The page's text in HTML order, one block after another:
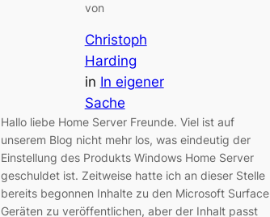
von
Christoph
Harding
in In eigener
Sache
Hallo liebe Home Server Freunde. Viel ist auf
unserem Blog nicht mehr los, was eindeutig der
Einstellung des Produkts Windows Home Server
geschuldet ist. Zeitweise hatte ich an dieser Stelle
bereits begonnen Inhalte zu den Microsoft Surface
Geräten zu veröffentlichen, aber der Inhalt passt